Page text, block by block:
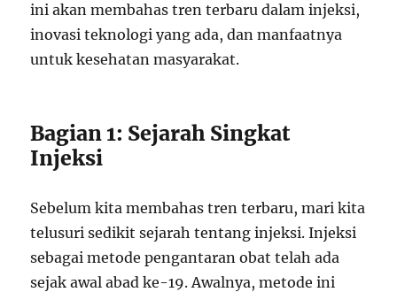
ini akan membahas tren terbaru dalam injeksi,
inovasi teknologi yang ada, dan manfaatnya
untuk kesehatan masyarakat.
Bagian 1: Sejarah Singkat
Injeksi
Sebelum kita membahas tren terbaru, mari kita
telusuri sedikit sejarah tentang injeksi. Injeksi
sebagai metode pengantaran obat telah ada
sejak awal abad ke-19. Awalnya, metode ini